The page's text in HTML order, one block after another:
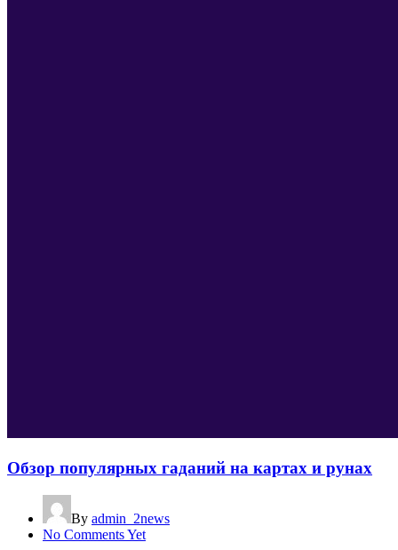
Обзор популярных гаданий на картах и рунах
By admin_2news
No Comments Yet